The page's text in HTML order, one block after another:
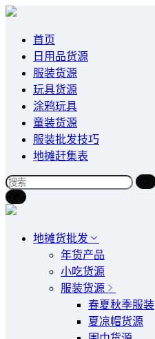
首页
日用品货源
服装货源
玩具货源
涂鸦玩具
童装货源
服装批发技巧
地摊赶集表
地摊货批发
年货产品
小吃货源
服装货源
春夏秋季服装
夏凉帽货源